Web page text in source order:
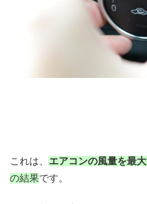
これは、 エアコンの風量を最大
の結果です。